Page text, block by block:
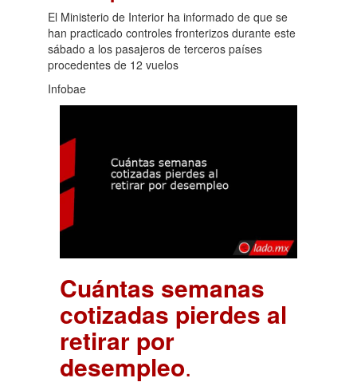
El Ministerio de Interior ha informado de que se
han practicado controles fronterizos durante este
sábado a los pasajeros de terceros países
procedentes de 12 vuelos
Infobae
Cuántas semanas
cotizadas pierdes al
retirar por
desempleo.